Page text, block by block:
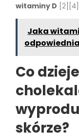
witaminy D
Jaka
Co
skórze?